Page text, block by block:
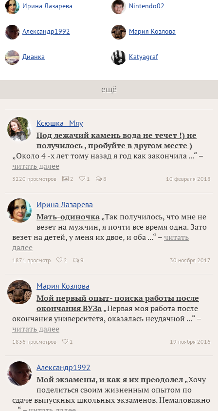
Ирина Лазарева Nintendo02
Александр1992 Мария Козлова
Дианка Katyagraf
ещё
Ксюшка _Мяу
Под лежачий камень вода не течет !) не
получилось , пробуйте в другом месте )
„Около 4 -х лет тому назад я год как закончила ...“ –
читать далее
10 февраля 2018
3220 просмотров  2  1 8
Ирина Лазарева
Мать-одиночка „Так получилось, что мне не
везет на мужчин, я почти все время одна. Зато
везет на детей, у меня их двое, и оба ...“ – читать
далее
30 ноября 2017
1871 просмотр  2 9
Мария Козлова
Мой первый опыт- поиска работы после
окончания ВУЗа „Первая моя работа после
окончания университета, оказалась неудачной ...“ –
читать далее
19 ноября 2016
1836 просмотров  1
Александр1992
Мой экзамены, и как я их преодолел „Хочу
поделиться своим жизненным опытом по
сдаче выпускных школьных экзаменов. Немаловажно